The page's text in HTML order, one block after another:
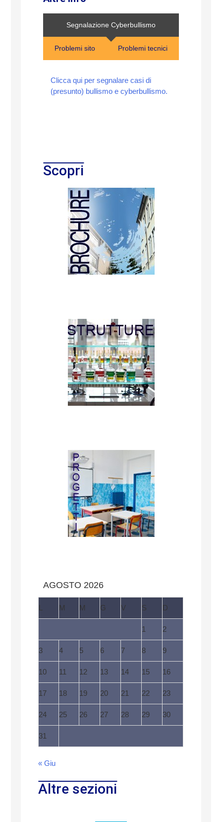
Segnalazione Cyberbullismo
Problemi sito Problemi tecnici
Clicca qui per segnalare casi di
(presunto) bullismo e cyberbullismo.
Scopri
AGOSTO 2026
L M M G V S D
1 2
3 4 5 6 7 8 9
10 11 12 13 14 15 16
17 18 19 20 21 22 23
24 25 26 27 28 29 30
31
« Giu
Altre sezioni